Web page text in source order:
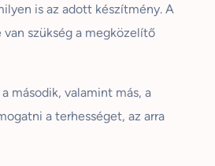
is az adott készítmény. A
szükség a megközelítő
második, valamint más, a
a terhességet, az arra